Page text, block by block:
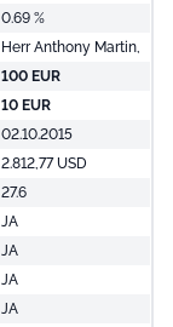
0.69 %
Herr Anthony Martin,
100 EUR
10 EUR
02.10.2015
2.812,77 USD
27.6
JA
JA
JA
JA